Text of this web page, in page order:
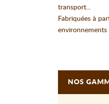
transport...
Fabriquées à
environnements
NOS